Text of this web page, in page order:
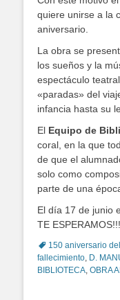
quiere unirse a la
aniversario.
La obra se
los sueños y la
espectáculo
«paradas» del
infancia hasta su
El Equipo de
coral, en la que
de que el
solo como
parte de una
El día 17 de junio
TE
Tags150 aniversario
fallecimiento, D.
BIBLIOTECA, OBRA